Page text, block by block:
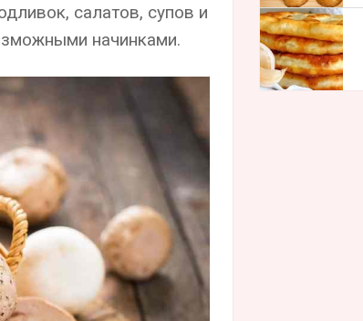
салатов, супов и
начинками.